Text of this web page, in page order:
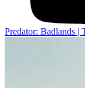
Predator: Badlands